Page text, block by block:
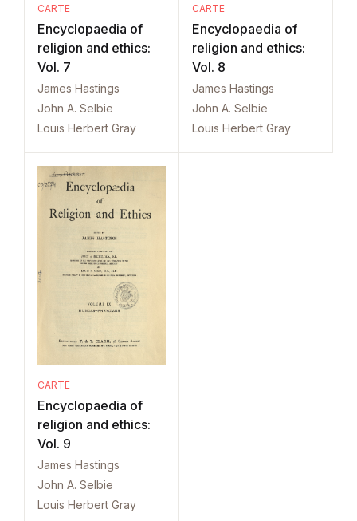
CARTE
Encyclopaedia of
religion and ethics:
Vol. 7
James Hastings
John A. Selbie
Louis Herbert Gray
CARTE
Encyclopaedia of
religion and ethics:
Vol. 8
James Hastings
John A. Selbie
Louis Herbert Gray
CARTE
Encyclopaedia of
religion and ethics:
Vol. 9
James Hastings
John A. Selbie
Louis Herbert Gray